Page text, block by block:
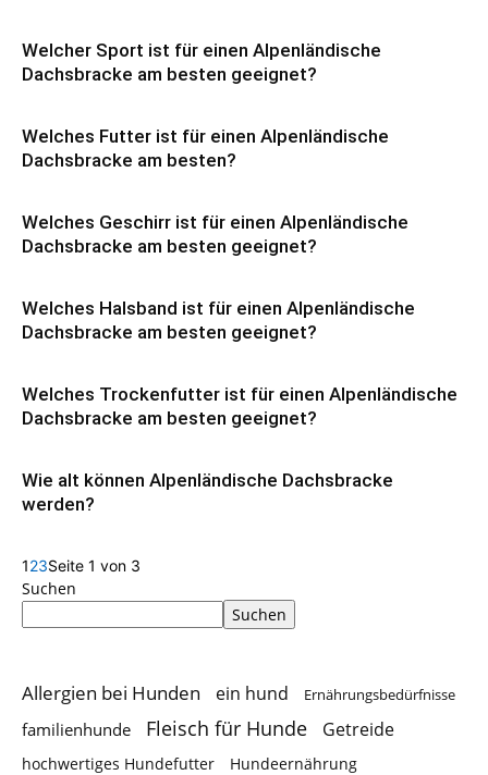
Welcher Sport ist für einen Alpenländische
Dachsbracke am besten geeignet?
Welches Futter ist für einen Alpenländische
Dachsbracke am besten?
Welches Geschirr ist für einen Alpenländische
Dachsbracke am besten geeignet?
Welches Halsband ist für einen Alpenländische
Dachsbracke am besten geeignet?
Welches Trockenfutter ist für einen Alpenländische
Dachsbracke am besten geeignet?
Wie alt können Alpenländische Dachsbracke
werden?
123Seite 1 von 3
Suchen
Suchen
Allergien bei Hunden ein hund Ernährungsbedürfnisse
familienhunde Fleisch für Hunde Getreide
hochwertiges Hundefutter Hundeernährung